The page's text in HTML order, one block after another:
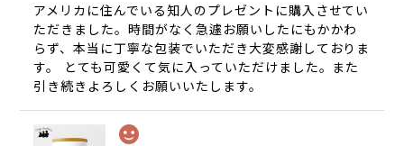
アメリカに住んでいる知人のプレゼントに購入させてい
ただきました。時間がなく急遽お願いしたにもかかわ
らず、本当に丁寧な包装でいただき大変感謝しておりま
す。 とても可愛くて気に入っていただけました。また
引き続きよろしくお願いいたします。